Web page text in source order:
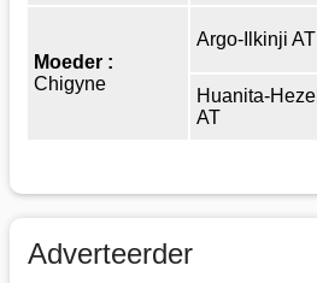
Moeder :
Chigyne
Argo-Ilkinji AT
Huanita-Hezel
AT
Adverteerder